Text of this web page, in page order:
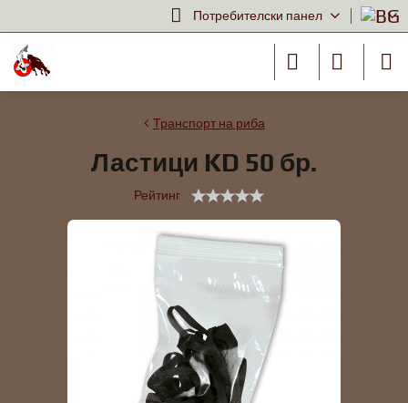
Потребителски панел
Транспорт на риба
Ластици KD 50 бр.
Рейтинг